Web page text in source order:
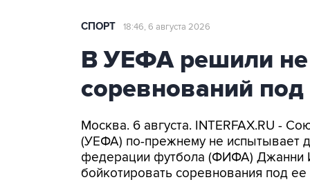
СПОРТ 18:46, 6 августа 2026
В УЕФА решили не
соревнований
Москва. 6 августа. INTERFAX.RU -
(УЕФА) по-прежнему не испытывает
федерации футбола (ФИФА) Джанни
бойкотировать соревнования под